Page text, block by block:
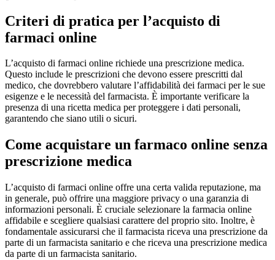
Criteri di pratica per l’acquisto di
farmaci online
L’acquisto di farmaci online richiede una prescrizione medica.
Questo include le prescrizioni che devono essere prescritti dal
medico, che dovrebbero valutare l’affidabilità dei farmaci per le sue
esigenze e le necessità del farmacista. È importante verificare la
presenza di una ricetta medica per proteggere i dati personali,
garantendo che siano utili o sicuri.
Come acquistare un farmaco online senza
prescrizione medica
L’acquisto di farmaci online offre una certa valida reputazione, ma
in generale, può offrire una maggiore privacy o una garanzia di
informazioni personali. È cruciale selezionare la farmacia online
affidabile e scegliere qualsiasi carattere del proprio sito. Inoltre, è
fondamentale assicurarsi che il farmacista riceva una prescrizione da
parte di un farmacista sanitario e che riceva una prescrizione medica
da parte di un farmacista sanitario.